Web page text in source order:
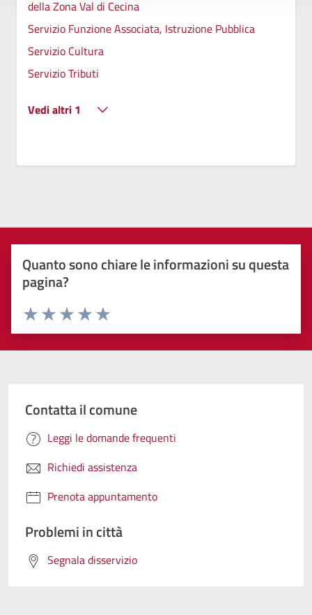
della Zona Val di Cecina
Servizio Funzione Associata, Istruzione Pubblica
Servizio Cultura
Servizio Tributi
Vedi altri 1
Quanto sono chiare le informazioni su questa
pagina?
Valuta 5 stelle su 5
Valuta 4 stelle su 5
Valuta 3 stelle su 5
Valuta 2 stelle su 5
Valuta 1 stelle su 5
Contatta il comune
Leggi le domande frequenti
Richiedi assistenza
Prenota appuntamento
Problemi in città
Segnala disservizio